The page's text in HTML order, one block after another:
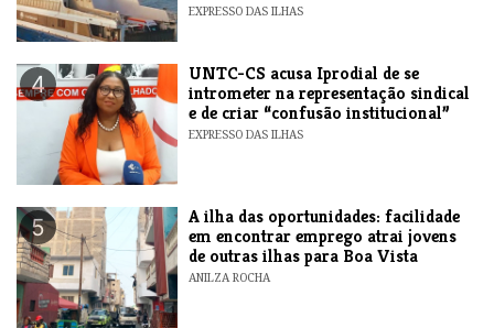
EXPRESSO DAS ILHAS
4
UNTC-CS acusa Iprodial de se
intrometer na representação sindical
e de criar “confusão institucional”
EXPRESSO DAS ILHAS
5
A ilha das oportunidades: facilidade
em encontrar emprego atrai jovens
de outras ilhas para Boa Vista
ANILZA ROCHA